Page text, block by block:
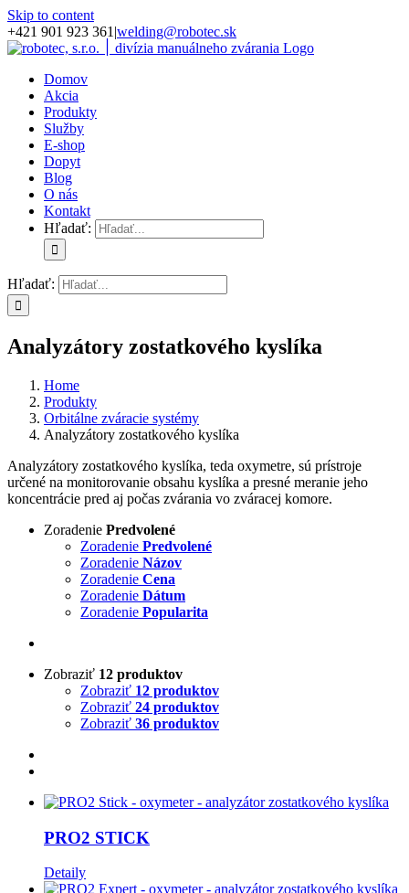
Skip to content
+421 901 923 361 |welding@robotec.sk
Domov
Akcia
Produkty
Služby
E-shop
Dopyt
Blog
O nás
Kontakt
Hľadať:
Hľadať:
Analyzátory zostatkového kyslíka
Home
Produkty
Orbitálne zváracie systémy
Analyzátory zostatkového kyslíka
Analyzátory zostatkového kyslíka, teda oxymetre, sú prístroje
určené na monitorovanie obsahu kyslíka a presné meranie jeho
koncentrácie pred aj počas zvárania vo zváracej komore.
Zoradenie Predvolené
Zoradenie Predvolené
Zoradenie Názov
Zoradenie Cena
Zoradenie Dátum
Zoradenie Popularita
Zobraziť 12 produktov
Zobraziť 12 produktov
Zobraziť 24 produktov
Zobraziť 36 produktov
PRO2 STICK
Detaily